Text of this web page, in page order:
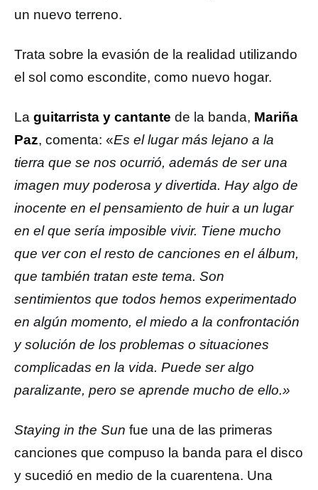
un nuevo terreno.
Trata sobre la evasión de la realidad utilizando
el sol como escondite, como nuevo hogar.
La guitarrista y cantante de la banda, Mariña
Paz, comenta: «Es el lugar más lejano a la
tierra que se nos ocurrió, además de ser una
imagen muy poderosa y divertida. Hay algo de
inocente en el pensamiento de huir a un lugar
en el que sería imposible vivir. Tiene mucho
que ver con el resto de canciones en el álbum,
que también tratan este tema. Son
sentimientos que todos hemos experimentado
en algún momento, el miedo a la confrontación
y solución de los problemas o situaciones
complicadas en la vida. Puede ser algo
paralizante, pero se aprende mucho de ello.»
Staying in the Sun fue una de las primeras
canciones que compuso la banda para el disco
y sucedió en medio de la cuarentena. Una